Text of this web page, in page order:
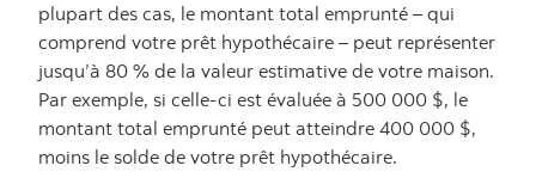
plupart des cas, le montant total emprunté – qui
comprend votre prêt hypothécaire – peut représenter
jusqu’à 80 % de la valeur estimative de votre maison.
Par exemple, si celle-ci est évaluée à 500 000 $, le
montant total emprunté peut atteindre 400 000 $,
moins le solde de votre prêt hypothécaire.